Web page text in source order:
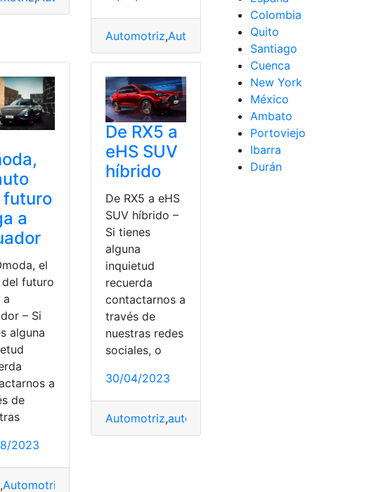
Automotriz,Automóvil ecuatoriana
futuro
a
el
futuro
a
– Si
alguna
a
de
2023
,Automotriz
De RX5 a
eHS SUV
híbrido
De RX5 a eHS
SUV híbrido –
Si tienes
alguna
inquietud
recuerda
contactarnos a
través de
nuestras redes
sociales, o
30/04/2023
Automotriz,autos híbridos
Colombia
Quito
Santiago
Cuenca
New York
México
Ambato
Portoviejo
Ibarra
Durán